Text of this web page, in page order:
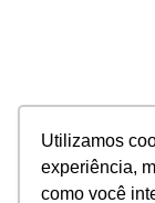
Utilizamos
experiência,
como você